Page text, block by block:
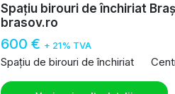
Spațiu birouri de închiriat
brasov.ro
600 € + 21% TVA
Spațiu de birouri de închiriat